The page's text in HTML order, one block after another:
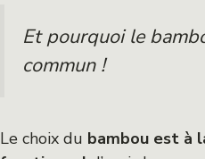
Et pourquoi le
commun !
Le choix du bambou est à